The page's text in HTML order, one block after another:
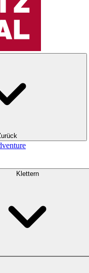
Klettern